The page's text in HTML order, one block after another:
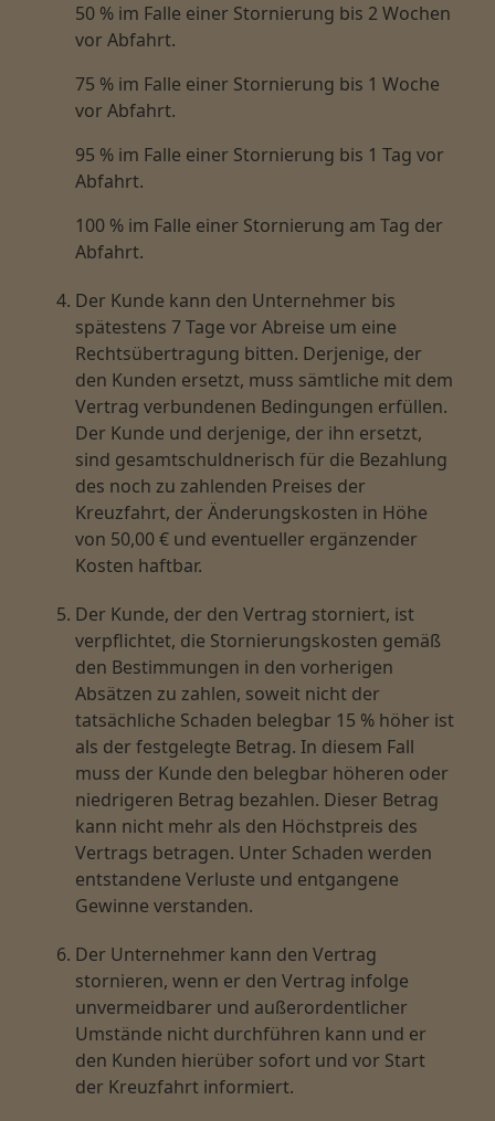
50 % im Falle einer Stornierung bis 2 Wochen
vor Abfahrt.
75 % im Falle einer Stornierung bis 1 Woche
vor Abfahrt.
95 % im Falle einer Stornierung bis 1 Tag vor
Abfahrt.
100 % im Falle einer Stornierung am Tag der
Abfahrt.
Der Kunde kann den Unternehmer bis
spätestens 7 Tage vor Abreise um eine
Rechtsübertragung bitten. Derjenige, der
den Kunden ersetzt, muss sämtliche mit dem
Vertrag verbundenen Bedingungen erfüllen.
Der Kunde und derjenige, der ihn ersetzt,
sind gesamtschuldnerisch für die Bezahlung
des noch zu zahlenden Preises der
Kreuzfahrt, der Änderungskosten in Höhe
von 50,00 € und eventueller ergänzender
Kosten haftbar.
Der Kunde, der den Vertrag storniert, ist
verpflichtet, die Stornierungskosten gemäß
den Bestimmungen in den vorherigen
Absätzen zu zahlen, soweit nicht der
tatsächliche Schaden belegbar 15 % höher ist
als der festgelegte Betrag. In diesem Fall
muss der Kunde den belegbar höheren oder
niedrigeren Betrag bezahlen. Dieser Betrag
kann nicht mehr als den Höchstpreis des
Vertrags betragen. Unter Schaden werden
entstandene Verluste und entgangene
Gewinne verstanden.
Der Unternehmer kann den Vertrag
stornieren, wenn er den Vertrag infolge
unvermeidbarer und außerordentlicher
Umstände nicht durchführen kann und er
den Kunden hierüber sofort und vor Start
der Kreuzfahrt informiert.